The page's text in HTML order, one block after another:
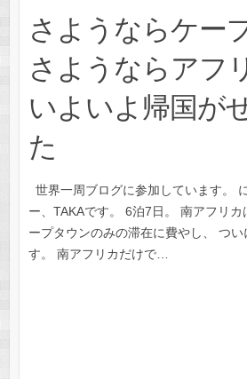
さようならケー
さようならアフ
いよいよ帰国が
た
世界一周ブログに参加しています。
ー、TAKAです。 6泊7日。 南アフリ
ープタウンのみの滞在に費やし、 つい
す。 南アフリカだけで…